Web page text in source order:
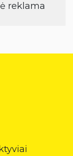
reklama